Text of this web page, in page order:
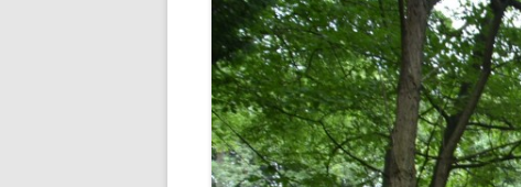
EVÈNEMENTS – EVENEMENTEN